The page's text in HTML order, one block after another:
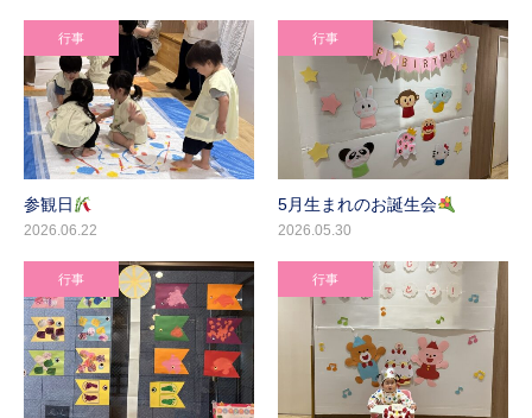
行事
参観日
2026.06.22
行事
5月生まれのお誕生会
2026.05.30
行事 行事